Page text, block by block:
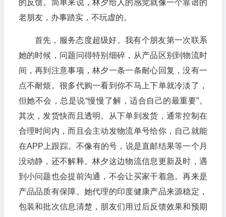
的反馈。简单来说，林夕给人的感觉就像一个靠谱的
老朋友，办事踏实，不玩虚的。
首先，服务态度超级好。我有个朋友第一次联系
她的时候，问题问得特别细碎，从产品区别到物流时
间，再到注意事项，林夕一条一条耐心回复，没有一
点不耐烦。很多代购一看到你不马上下单就冷淡了，
但她不会，总是说“慢慢了解，适合自己的最重要”。
其次，发货快而且透明。从下单到发货，通常控制在
合理时间内，而且会主动发物流单号给你，自己就能
在APP上跟踪。不像有的号，说是直邮结果等一个月
没动静，还不解释。林夕这边物流信息更新及时，遇
到小问题也会提前沟通，不会让买家干着急。再来是
产品品质有保障。她代理的印度健康产品来源稳定，
包装和批次信息清楚，朋友们用过后反馈效果和预期